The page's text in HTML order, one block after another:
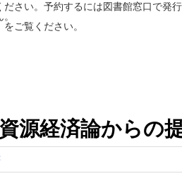
さい。予約するには図書館窓口で発
ご覧ください。
源経済論からの